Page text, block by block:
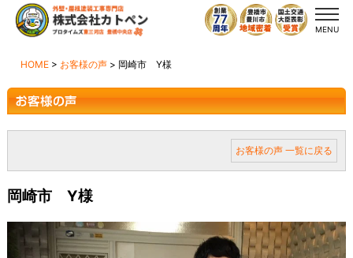
MENU
HOME > お客様の声 > 岡崎市 Y様
お客様の声 一覧に戻る
岡崎市 Y様